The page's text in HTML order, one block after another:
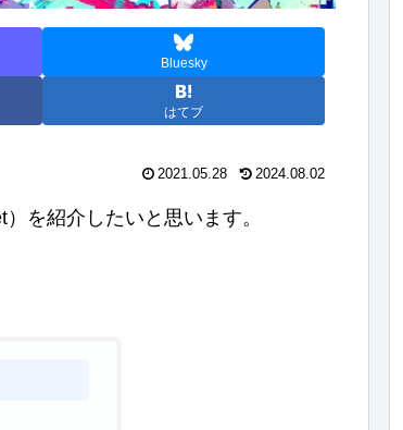
Bluesky
はてブ
2021.05.28 2024.08.02
を紹介したいと思います。